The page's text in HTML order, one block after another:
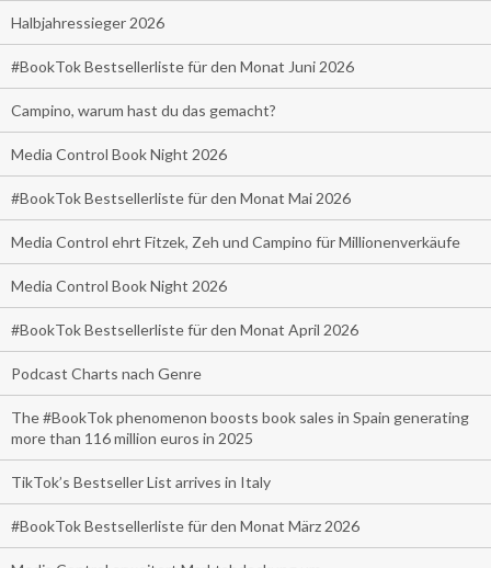
Halbjahressieger 2026
#BookTok Bestsellerliste für den Monat Juni 2026
Campino, warum hast du das gemacht?
Media Control Book Night 2026
#BookTok Bestsellerliste für den Monat Mai 2026
Media Control ehrt Fitzek, Zeh und Campino für Millionenverkäufe
Media Control Book Night 2026
#BookTok Bestsellerliste für den Monat April 2026
Podcast Charts nach Genre
The #BookTok phenomenon boosts book sales in Spain generating
more than 116 million euros in 2025
TikTok’s Bestseller List arrives in Italy
#BookTok Bestsellerliste für den Monat März 2026